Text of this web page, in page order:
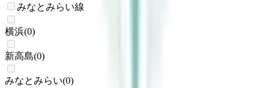
みなとみらい線
横浜(0)
新高島(0)
みなとみらい(0)